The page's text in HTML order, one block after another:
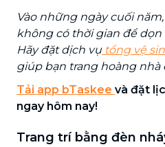
Vào những ngày cuối
không có thời gian để
Hãy đặt dịch vụ tổng vệ
giúp bạn trang hoàng nhà
Tải app bTaskee và đặt
ngay hôm nay!
Trang trí bằng đèn